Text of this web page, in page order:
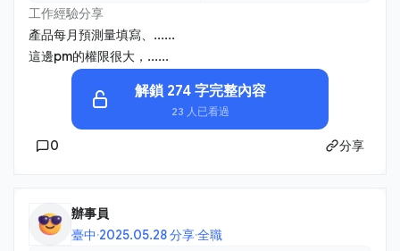
工作經驗分享
產品每月預測量填寫、......
這邊pm的權限很大，......
解鎖 274 字完整內容
23 人已看過
0 分享
辦事員
臺中·2025.05.28 分享·全職